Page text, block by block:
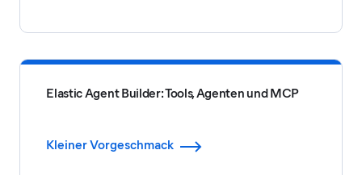
Elastic Agent Builder: Tools, Agenten und MCP
Kleiner Vorgeschmack